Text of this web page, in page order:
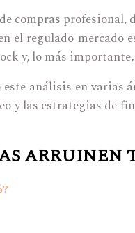
compras profesional,
regulado mercado
y, lo más
análisis en varias
y las estrategias de
ARRUINEN